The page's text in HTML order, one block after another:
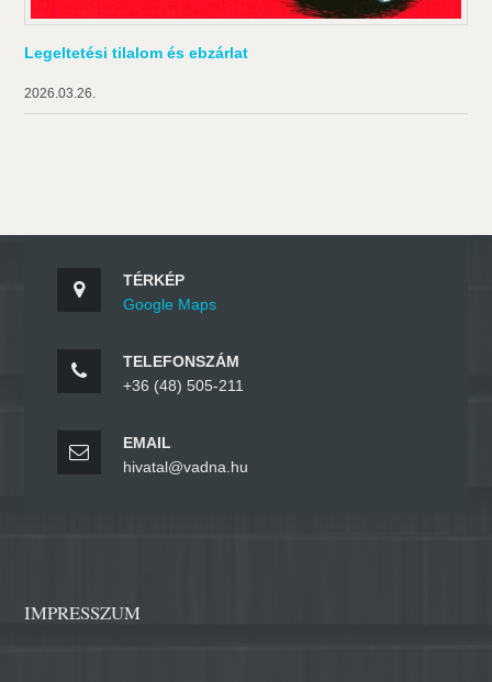
Legeltetési tilalom és ebzárlat
2026.03.26.
TÉRKÉP
Google Maps
TELEFONSZÁM
+36 (48) 505-211
EMAIL
hivatal@vadna.hu
IMPRESSZUM